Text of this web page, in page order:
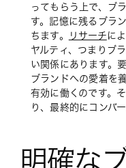
ってもらう上で、ブ
す。記憶に残るブラ
ちます。
リサーチ に
ヤルティ、つまりブ
い関係にあります。
ブランドへの愛着を
有効に働くのです。
り、最終的にコンバ
明確な